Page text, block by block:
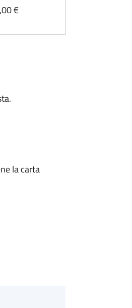
€
la carta